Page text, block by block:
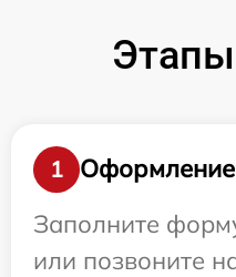
1
Оформление
Заполните
или позвоните